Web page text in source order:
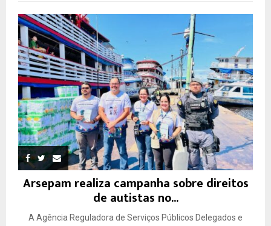
Arsepam realiza campanha sobre direitos
de autistas no...
A Agência Reguladora de Serviços Públicos Delegados e